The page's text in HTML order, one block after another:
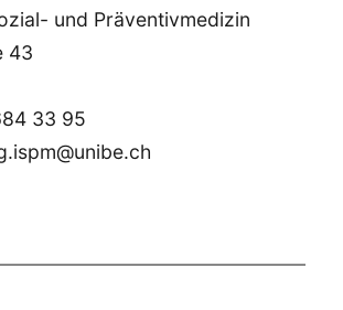
und Präventivmedizin
43
33 95